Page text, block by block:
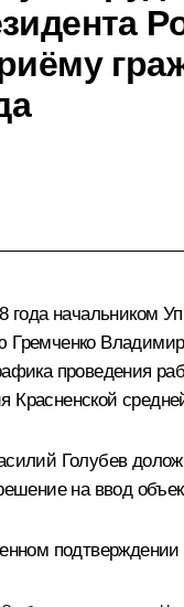
года начальником
проведения
Красненской
Голубев
на ввод